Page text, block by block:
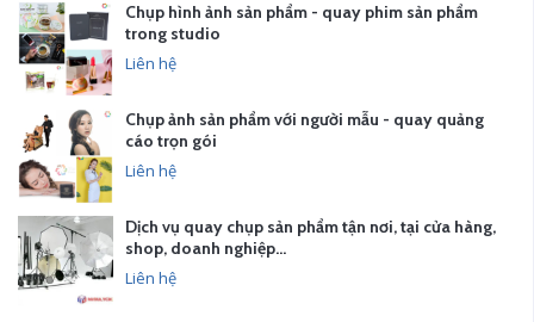
Chụp hình ảnh sản phẩm - quay phim sản phẩm
trong studio
Liên hệ
Chụp ảnh sản phẩm với người mẫu - quay quảng
cáo trọn gói
Liên hệ
Dịch vụ quay chụp sản phẩm tận nơi, tại cửa hàng,
shop, doanh nghiệp…
Liên hệ